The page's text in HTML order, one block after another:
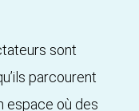
sont
parcourent
espace où des